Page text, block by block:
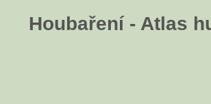
Houbaření - Atlas